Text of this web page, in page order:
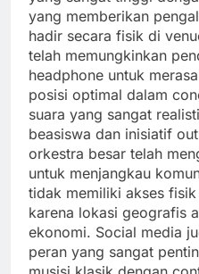
yang memberikan
hadir secara fisik di
telah memungkinkan
headphone untuk
posisi optimal dalam
suara yang sangat
beasiswa dan inisiatif
orkestra besar telah
untuk menjangkau
tidak memiliki akses
karena lokasi geografis
ekonomi. Social media
peran yang sangat